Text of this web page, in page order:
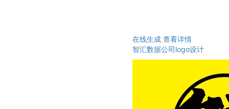
在线生成 查看详情
智汇数据公司logo设计